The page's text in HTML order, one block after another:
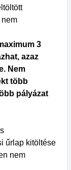
3
azaz
Nem
több
pályázat
űrlap kitöltése
nem